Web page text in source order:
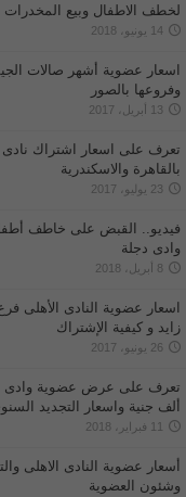
لخطف الاطفال وبيع المخدرات
14 يونيو، 2018
اسعار عضوية أشهر صالات
وفروعها بالصور
13 أبريل، 2017
تعرف على اسعار اشتراك نادى
بالقاهرة والاسكندرية
23 يوليو، 2017
فيديو.. القبض على خاطف
وادى دجلة
8 أبريل، 2018
اسعار عضوية النادى الأهلى
زايد و كيفية الإشتراك
26 يونيو، 2017
ألف جنية واسعار التجديد
11 فبراير، 2018
أسعار عضوية النادى الاهلى
وشئون العضوية